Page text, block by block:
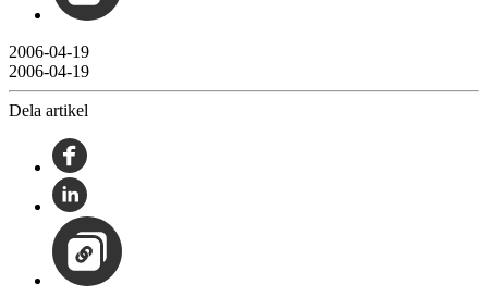
2006-04-19
2006-04-19
Dela artikel